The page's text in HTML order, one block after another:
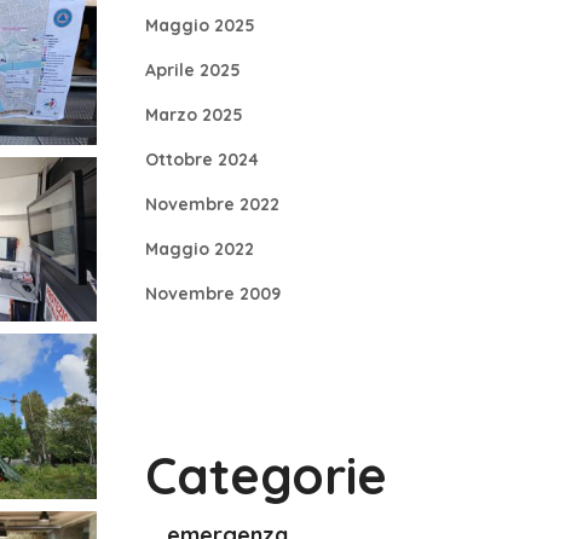
Maggio 2025
Aprile 2025
Marzo 2025
Ottobre 2024
Novembre 2022
Maggio 2022
Novembre 2009
Categorie